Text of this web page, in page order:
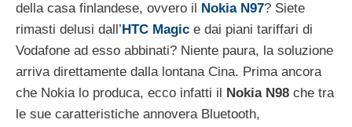
della casa finlandese, ovvero il Nokia N97? Siete
rimasti delusi dall’HTC Magic e dai piani tariffari di
Vodafone ad esso abbinati? Niente paura, la soluzione
arriva direttamente dalla lontana Cina. Prima ancora
che Nokia lo produca, ecco infatti il Nokia N98 che tra
le sue caratteristiche annovera Bluetooth,